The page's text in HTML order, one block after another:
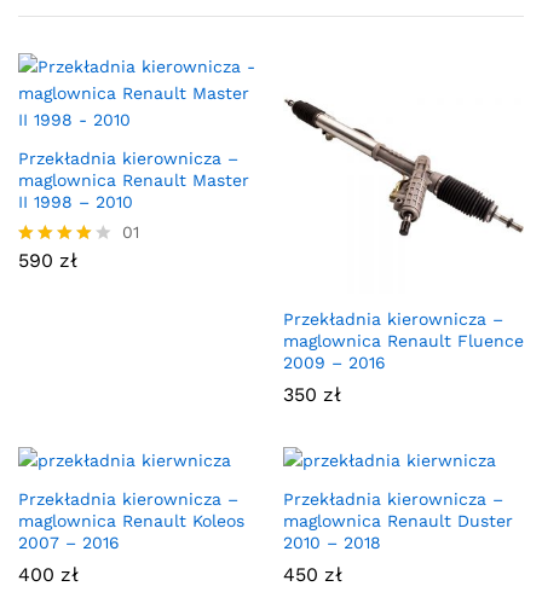
Przekładnia kierownicza –
maglownica Renault Master
II 1998 – 2010
Oceniono
01
590 zł
Przekładnia kierownicza –
maglownica Renault Fluence
2009 – 2016
350 zł
Przekładnia kierownicza –
maglownica Renault Koleos
2007 – 2016
400 zł
Przekładnia kierownicza –
maglownica Renault Duster
2010 – 2018
450 zł